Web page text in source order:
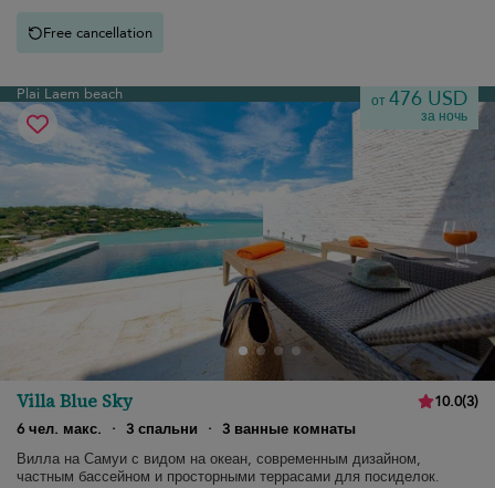
Free cancellation
Plai Laem beach от476 USD
за ночь
Villa Blue Sky 10.0(3)
6 чел. макс.
· 3 спальни · 3 ванные комнаты
Вилла на Самуи с видом на океан, современным дизайном,
частным бассейном и просторными террасами для посиделок.